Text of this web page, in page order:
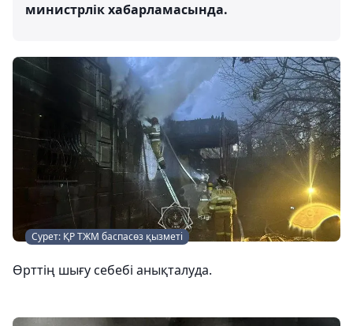
министрлік хабарламасында.
Сурет: ҚР ТЖМ баспасөз қызметі
Өрттің шығу себебі анықталуда.